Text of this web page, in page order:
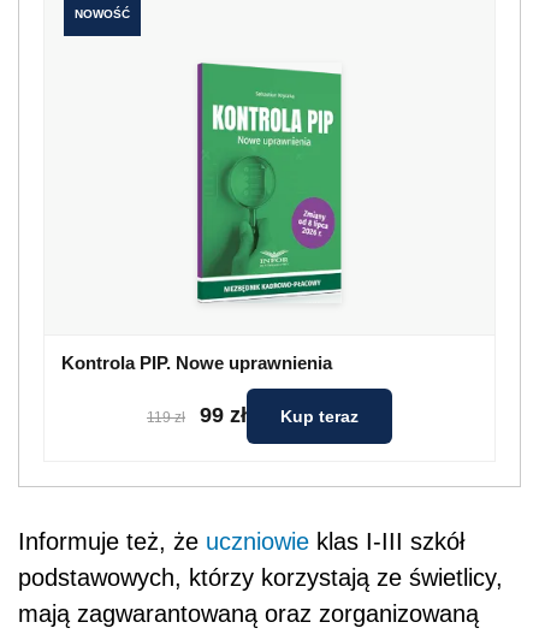
NOWOŚĆ
Kontrola PIP. Nowe uprawnienia
119 zł 99 zł Kup teraz
Informuje też, że uczniowie klas I-III szkół
podstawowych, którzy korzystają ze świetlicy,
mają zagwarantowaną oraz zorganizowaną